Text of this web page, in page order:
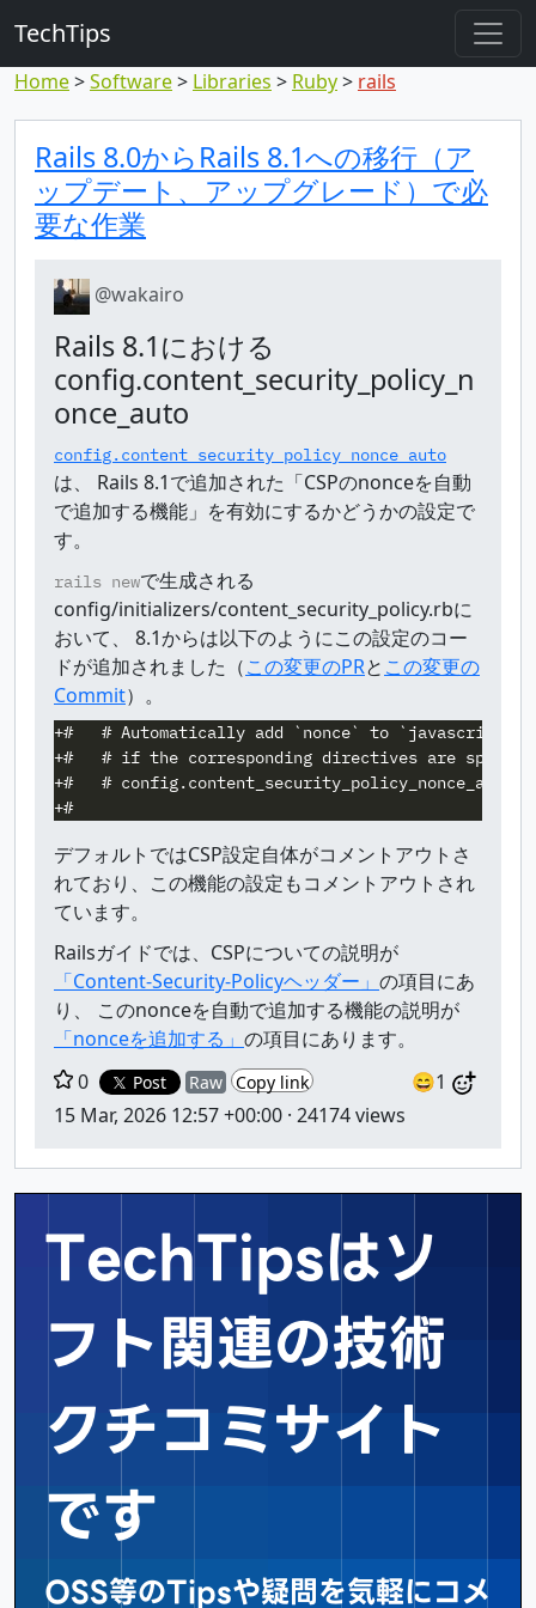
TechTips
Home Software Libraries Ruby rails
Highlighted
Topic and comment
Rails 8.0からRails 8.1への移行（ア
ップデート、アップグレード）で必
要な作業
@wakairo
Rails 8.1における
config.content_security_policy_n
once_auto
config.content_security_policy_nonce_auto
は、 Rails 8.1で追加された「CSPのnonceを自動
で追加する機能」を有効にするかどうかの設定で
す。
rails newで生成される
config/initializers/content_security_policy.rbに
おいて、 8.1からは以下のようにこの設定のコー
ドが追加されました（この変更のPRと この変更の
Commit）。
+#   # Automatically add `nonce` to
+#   # if the corresponding directives are
+#   # config.content_security_policy_nonce_auto
デフォルトではCSP設定自体がコメントアウトさ
れており、この機能の設定もコメントアウトされ
ています。
Railsガイドでは、CSPについての説明が
「Content-Security-Policyヘッダー」 の項目にあ
り、 このnonceを自動で追加する機能の説明が
「nonceを追加する」 の項目にあります。
0
Post Raw Copy link
😄1
15 Mar, 2026 12:57 +00:00 · 24174 views
TechTipsはソ
フト関連の技術
クチコミサイト
です
OSS等のTipsや疑問を気軽にコメ